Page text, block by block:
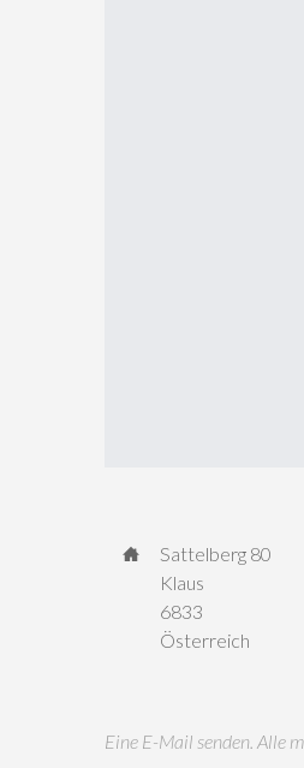
Sattelberg 80
Klaus
6833
Österreich
Eine E-Mail senden. Alle